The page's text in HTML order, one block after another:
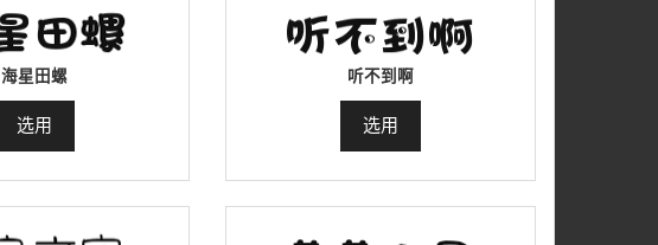
海星田螺
选用
听不到啊
选用